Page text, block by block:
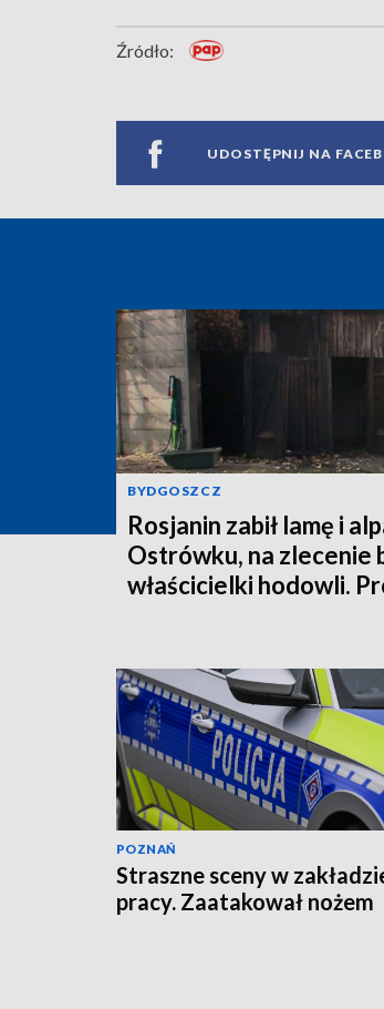
Źródło:
UDOSTĘPNIJ NA
BYDGOSZCZ
Rosjanin zabił lamę i
Ostrówku, na zlecenie
właścicielki hodowli.
POZNAŃ
Straszne sceny w
pracy. Zaatakował nożem